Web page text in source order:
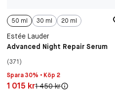
50 ml 30 ml 20 ml
Estée Lauder
Advanced Night Repair Serum
(371)
Spara 30% • Köp 2
Pris: 1 015 kr
1 015 krOriginal pris:
1 450 kr